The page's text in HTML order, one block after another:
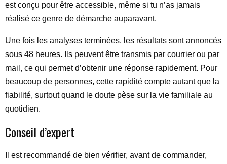
est conçu pour être accessible, même si tu n’as jamais
réalisé ce genre de démarche auparavant.
Une fois les analyses terminées, les résultats sont annoncés
sous 48 heures. Ils peuvent être transmis par courrier ou par
mail, ce qui permet d’obtenir une réponse rapidement. Pour
beaucoup de personnes, cette rapidité compte autant que la
fiabilité, surtout quand le doute pèse sur la vie familiale au
quotidien.
Conseil d’expert
Il est recommandé de bien vérifier, avant de commander,